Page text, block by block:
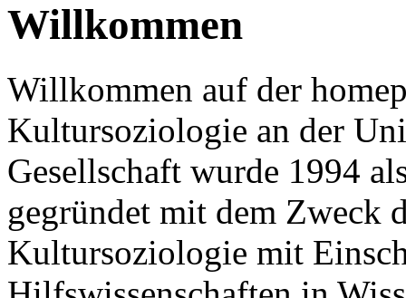
Willkommen
Willkommen auf der
Kultursoziologie an der
Gesellschaft wurde 1994
gegründet mit dem Zweck
Kultursoziologie mit